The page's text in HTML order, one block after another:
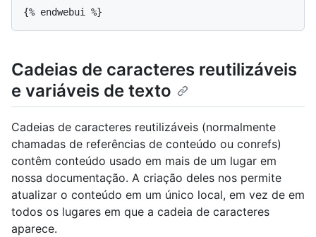
Cadeias de caracteres reutilizáveis
e variáveis de texto
Cadeias de caracteres reutilizáveis (normalmente
chamadas de referências de conteúdo ou conrefs)
contêm conteúdo usado em mais de um lugar em
nossa documentação. A criação deles nos permite
atualizar o conteúdo em um único local, em vez de em
todos os lugares em que a cadeia de caracteres
aparece.